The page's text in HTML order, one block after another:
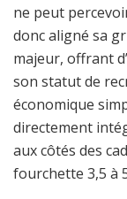
ne peut
donc aligné sa
majeur, offrant
son statut de
économique
directement
aux côtés des
fourchette 3,5 à